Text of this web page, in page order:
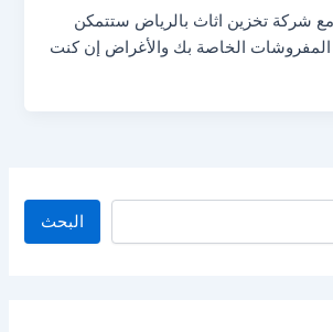
مع شركة تخزين اثاث بالرياض ستتمكن
الخاصة بك والأغراض إن كنت
البحث